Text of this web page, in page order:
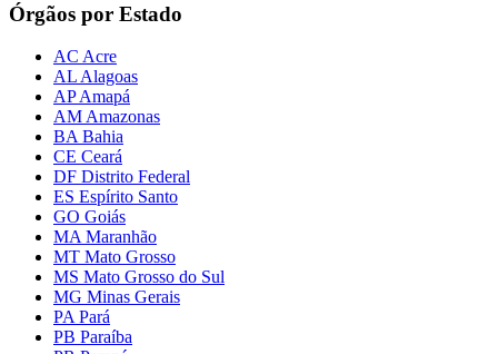
Órgãos por Estado
AC Acre
AL Alagoas
AP Amapá
AM Amazonas
BA Bahia
CE Ceará
DF Distrito Federal
ES Espírito Santo
GO Goiás
MA Maranhão
MT Mato Grosso
MS Mato Grosso do Sul
MG Minas Gerais
PA Pará
PB Paraíba